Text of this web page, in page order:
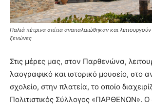
Παλιά πέτρινα σπίτια αναπαλαιώθηκαν και
ξενώνες
Στις μέρες μας, στον Παρθενώνα,
λαογραφικό και ιστορικό μουσείο, στο
σχολείο, στην πλατεία, το οποίο
Πολιτιστικός Σύλλογος «ΠΑΡΘΕΝΩΝ». Ο